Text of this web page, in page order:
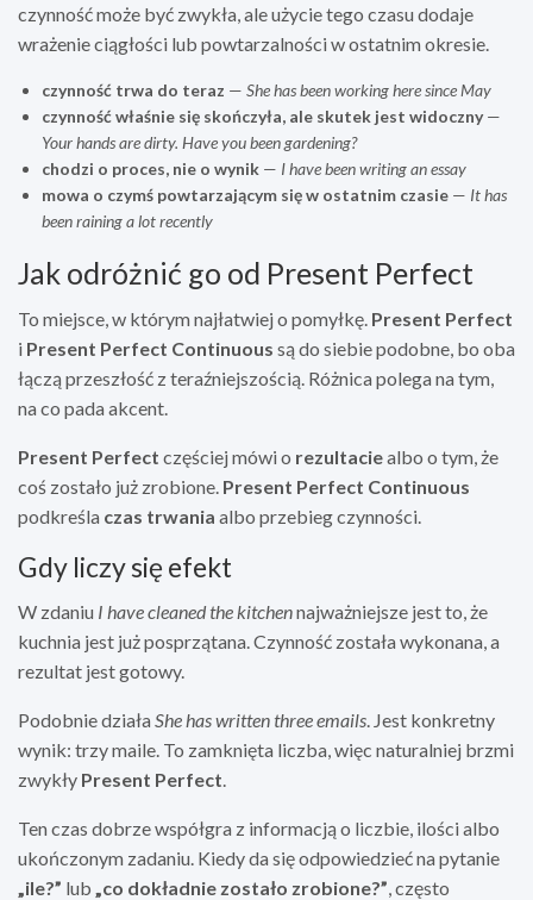
czynność może być zwykła, ale użycie tego czasu dodaje
wrażenie ciągłości lub powtarzalności w ostatnim okresie.
czynność trwa do teraz — She has been working here since May
czynność właśnie się skończyła, ale skutek jest widoczny—
Your hands are dirty. Have you been gardening?
chodzi o proces, nie o wynik — I have been writing an essay
mowa o czymś powtarzającym się w ostatnim czasie — It has
been raining a lot recently
Jak odróżnić go od Present Perfect
To miejsce, w którym najłatwiej o pomyłkę. Present Perfect
i Present Perfect Continuous są do siebie podobne, bo oba
łączą przeszłość z teraźniejszością. Różnica polega na tym,
na co pada akcent.
Present Perfect częściej mówi o rezultaciealbo o tym, że
coś zostało już zrobione. Present Perfect Continuous
podkreśla czas trwania albo przebieg czynności.
Gdy liczy się efekt
W zdaniu I have cleaned the kitchennajważniejsze jest to, że
kuchnia jest już posprzątana. Czynność została wykonana, a
rezultat jest gotowy.
Podobnie działa She has written three emails . Jest konkretny
wynik: trzy maile. To zamknięta liczba, więc naturalniej brzmi
zwykły Present Perfect
Ten czas dobrze współgra z informacją o liczbie, ilości albo
ukończonym zadaniu. Kiedy da się odpowiedzieć na pytanie
„ile?” lub „co dokładnie zostało zrobione?” , często